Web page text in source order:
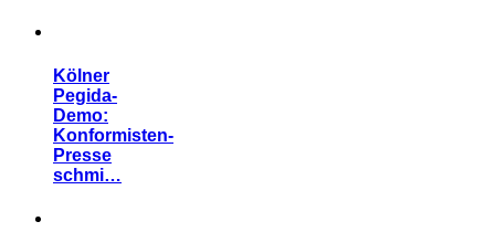
Kölner
Pegida-
Demo:
Konformisten-
Presse
schmi…